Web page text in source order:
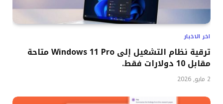
اخر الاخبار
ترقية نظام التشغيل إلى Windows 11 Pro متاحة
مقابل 10 دولارات فقط.
2 مايو, 2026